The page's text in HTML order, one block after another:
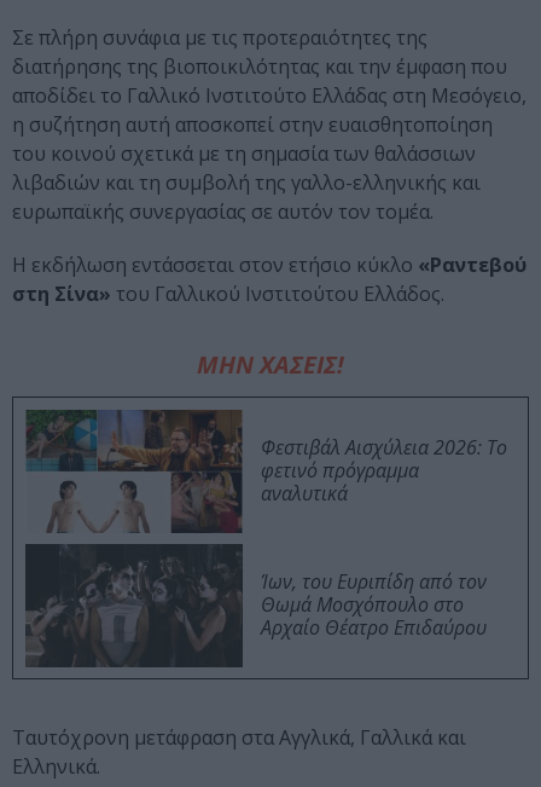
Σε πλήρη συνάφια με τις προτεραιότητες της
διατήρησης της βιοποικιλότητας και την έμφαση που
αποδίδει το Γαλλικό Ινστιτούτο Ελλάδας στη Μεσόγειο,
η συζήτηση αυτή αποσκοπεί στην ευαισθητοποίηση
του κοινού σχετικά με τη σημασία των θαλάσσιων
λιβαδιών και τη συμβολή της γαλλο-ελληνικής και
ευρωπαϊκής συνεργασίας σε αυτόν τον τομέα.
Η εκδήλωση εντάσσεται στον ετήσιο κύκλο «Ραντεβού
στη Σίνα» του Γαλλικού Ινστιτούτου Ελλάδος.
ΜΗΝ ΧΑΣΕΙΣ!
Φεστιβάλ Αισχύλεια 2026: Το
φετινό πρόγραμμα
αναλυτικά
Ίων, του Ευριπίδη από τον
Θωμά Μοσχόπουλο στο
Αρχαίο Θέατρο Επιδαύρου
Ταυτόχρονη μετάφραση στα Αγγλικά, Γαλλικά και
Ελληνικά.